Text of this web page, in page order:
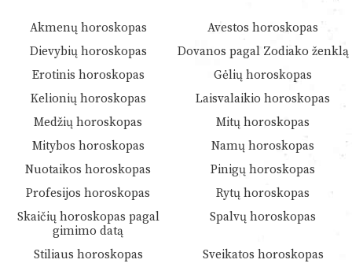
Akmenų horoskopas
Avestos horoskopas
Dievybių horoskopas
Dovanos pagal Zodiako ženklą
Erotinis horoskopas
Gėlių horoskopas
Kelionių horoskopas
Laisvalaikio horoskopas
Medžių horoskopas
Mitų horoskopas
Mitybos horoskopas
Namų horoskopas
Nuotaikos horoskopas
Pinigų horoskopas
Profesijos horoskopas
Rytų horoskopas
Skaičių horoskopas pagal
gimimo datą
Spalvų horoskopas
Stiliaus horoskopas
Sveikatos horoskopas